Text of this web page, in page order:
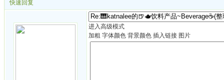
快速回复
进入高级模式
加粗 字体颜色 背景颜色 插入链接 图片